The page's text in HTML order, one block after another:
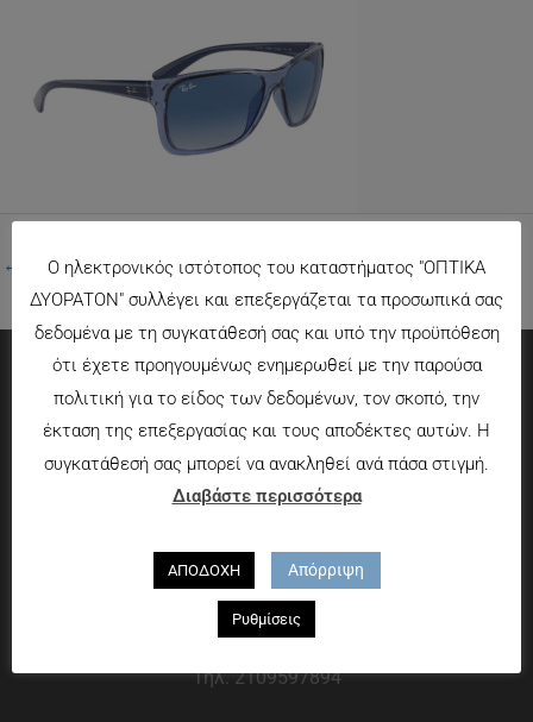
← Προηγούμενο Πολυμέσα
Πληροφορίες
Τρόποι πληρωμής
Τρόποι αποστολής
Που θα μας βρείτε
Χαροκόπου 13-15, Αθήνα 176 72
Τηλ. 2109597894
Ο ηλεκτρονικός ιστότοπος του καταστήματος "ΟΠΤΙΚΑ
ΔΥΟΡΑΤΟΝ" συλλέγει και επεξεργάζεται τα προσωπικά σας
δεδομένα με τη συγκατάθεσή σας και υπό την προϋπόθεση
ότι έχετε προηγουμένως ενημερωθεί με την παρούσα
πολιτική για το είδος των δεδομένων, τον σκοπό, την
έκταση της επεξεργασίας και τους αποδέκτες αυτών. Η
συγκατάθεσή σας μπορεί να ανακληθεί ανά πάσα στιγμή.
Διαβάστε περισσότερα
ΑΠΟΔΟΧΗ Απόρριψη
Ρυθμίσεις